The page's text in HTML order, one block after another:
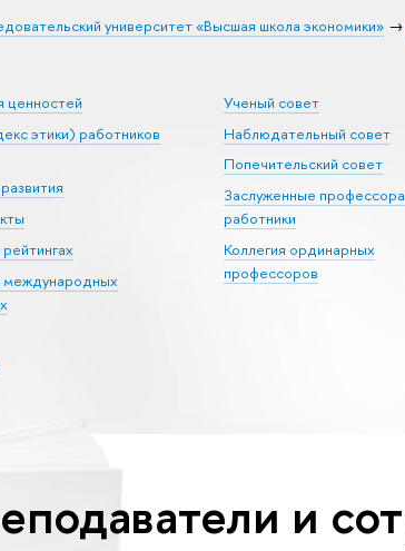
университет «Высшая школа экономики»
ценностей
этики) работников
Ученый совет
Наблюдательный совет
Попечительский совет
Заслуженные
работники
Коллегия ординарных
профессоров
и